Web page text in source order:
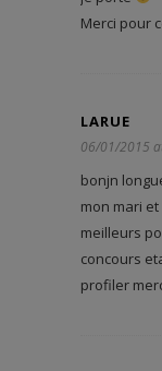
Merci pour
LARUE
06/01/2015
bonjn
mon mari
meilleurs
concours
profiler